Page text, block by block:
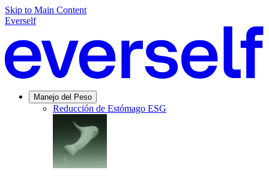
Skip to Main Content
Everself
Manejo del Peso
Reducción de Estómago ESG